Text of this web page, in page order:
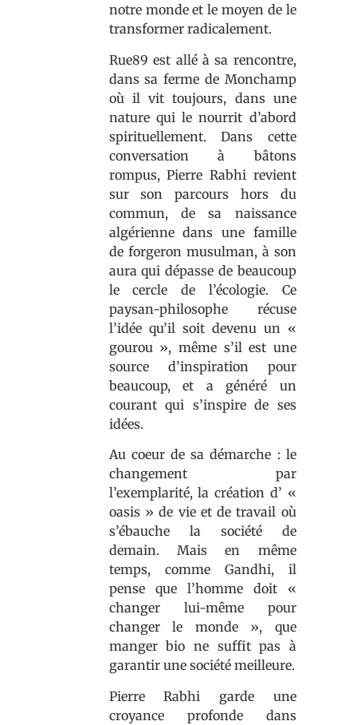
notre monde et le moyen de le
transformer radicalement.
Rue89 est allé à sa rencontre,
dans sa ferme de Monchamp
où il vit toujours, dans une
nature qui le nourrit d’abord
spirituellement. Dans cette
conversation à bâtons
rompus, Pierre Rabhi revient
sur son parcours hors du
commun, de sa naissance
algérienne dans une famille
de forgeron musulman, à son
aura qui dépasse de beaucoup
le cercle de l’écologie. Ce
paysan-philosophe récuse
l’idée qu’il soit devenu un «
gourou », même s’il est une
source d’inspiration pour
beaucoup, et a généré un
courant qui s’inspire de ses
idées.
Au coeur de sa démarche : le
changement par
l’exemplarité, la création d’ «
oasis » de vie et de travail où
s’ébauche la société de
demain. Mais en même
temps, comme Gandhi, il
pense que l’homme doit «
changer lui-même pour
changer le monde », que
manger bio ne suffit pas à
garantir une société meilleure.
Pierre Rabhi garde une
croyance profonde dans